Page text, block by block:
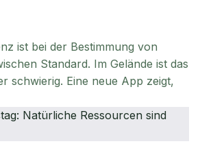
ist bei der Bestimmung von
Standard. Im Gelände ist das
schwierig. Eine neue App zeigt,